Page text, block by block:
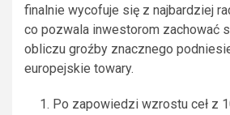
finalnie wycofuje się z najbardziej
co pozwala inwestorom zachować
obliczu groźby znacznego
europejskie towary.
Po zapowiedzi wzrostu ceł z